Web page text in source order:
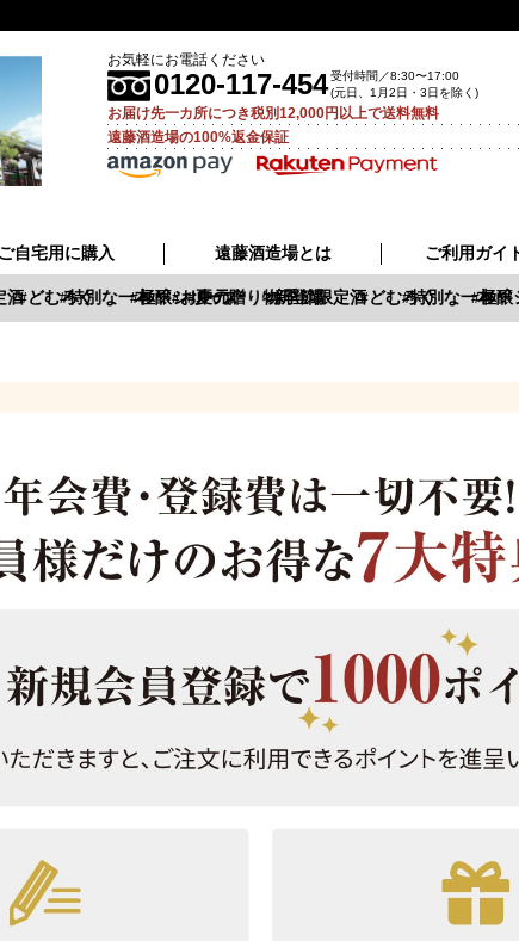
お気軽にお電話ください
0120-117-454受付時間／8:30〜17:00
(元日、1月2日・3日を除く)
お届け先一カ所につき税別12,000円以上で送料無料
遠藤酒造場の100%返金保証
ご自宅用に購入 遠藤酒造場とは ご利用ガイ
特別な一本 夏の贈り物
どむろく 極醸シリーズ 季節限定酒 特別な一本
お中元 新登場 どむろく 極醸